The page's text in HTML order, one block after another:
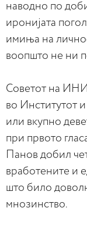
наводно по
иронијата
имиња на
воопшто не ни
Советот на
во Институтот
или вкупно
при првото
Панов добил
вработените и
што било
мнозинство.